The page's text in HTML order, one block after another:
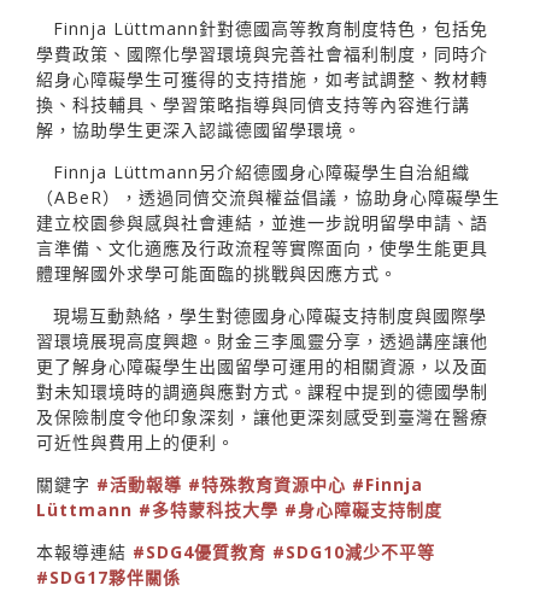
Finnja Lüttmann針對德國高等教育制度特色，包括免
學費政策、國際化學習環境與完善社會福利制度，同時介
紹身心障礙學生可獲得的支持措施，如考試調整、教材轉
換、科技輔具、學習策略指導與同儕支持等內容進行講
解，協助學生更深入認識德國留學環境。
Finnja Lüttmann另介紹德國身心障礙學生自治組織
（ABeR），透過同儕交流與權益倡議，協助身心障礙學生
建立校園參與感與社會連結，並進一步說明留學申請、語
言準備、文化適應及行政流程等實際面向，使學生能更具
體理解國外求學可能面臨的挑戰與因應方式。
現場互動熱絡，學生對德國身心障礙支持制度與國際學
習環境展現高度興趣。財金三李風靈分享，透過講座讓他
更了解身心障礙學生出國留學可運用的相關資源，以及面
對未知環境時的調適與應對方式。課程中提到的德國學制
及保險制度令他印象深刻，讓他更深刻感受到臺灣在醫療
可近性與費用上的便利。
關鍵字 #活動報導 #特殊教育資源中心 #Finnja
Lüttmann #多特蒙科技大學 #身心障礙支持制度
本報導連結 #SDG4優質教育 #SDG10減少不平等
#SDG17夥伴關係